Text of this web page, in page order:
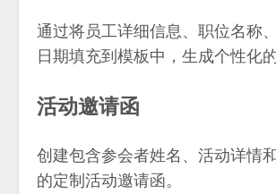
通过将员工详细信息、职位名称
日期填充到模板中，生成个性化
活动邀请函
创建包含参会者姓名、活动详情
的定制活动邀请函。